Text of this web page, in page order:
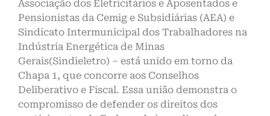
Associação dos Eletricitários e Aposentados e
Pensionistas da Cemig e Subsidiárias (AEA) e
Sindicato Intermunicipal dos Trabalhadores na
Indústria Energética de Minas
Gerais(Sindieletro) – está unido em torno da
Chapa 1, que concorre aos Conselhos
Deliberativo e Fiscal. Essa união demonstra o
compromisso de defender os direitos dos